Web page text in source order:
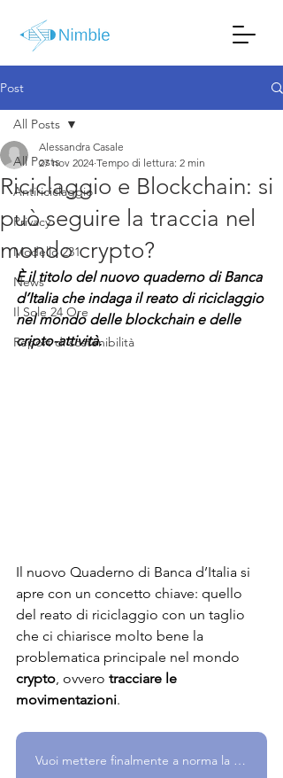
Post
All Posts
Antiriciclaggio
Privacy
Modello 231
News
Il Sole 24 Ore
Report di sostenibilità
All Posts
Riciclaggio e Blockchain: si
può seguire la traccia nel
mondo crypto?
Alessandra Casale
27 nov 2024 Tempo di lettura: 2 min
È il titolo del nuovo quaderno di Banca
d’Italia che indaga il reato di riciclaggio
nel mondo delle blockchain e delle
cripto-attività.
Il nuovo Quaderno di Banca d’Italia si
apre con un concetto chiave: quello
del reato di riciclaggio con un taglio
che ci chiarisce molto bene la
problematica principale nel mondo
crypto, ovvero tracciare le
movimentazioni.
Vuoi mettere finalmente a norma la tua azienda? Parlane con noi!